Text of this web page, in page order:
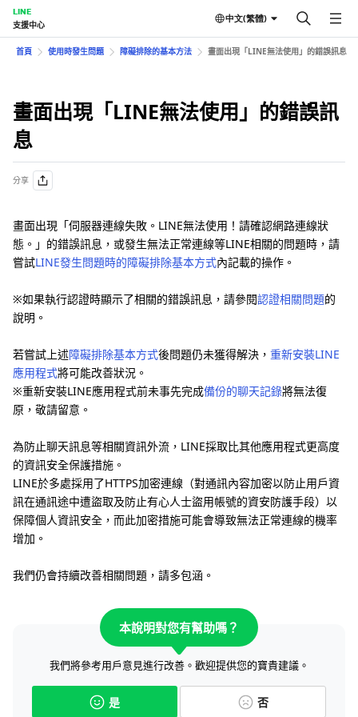
LINE
支援中心
中文(繁體)
首頁 使用時發生問題 障礙排除的基本方法 畫面出現「LINE無法使用」的錯誤訊息
畫面出現「LINE無法使用」的錯誤訊
息
分享
畫面出現「伺服器連線失敗。LINE無法使用！請確認網路連線狀
態。」的錯誤訊息，或發生無法正常連線等LINE相關的問題時，請
嘗試LINE發生問題時的障礙排除基本方式內記載的操作。
※如果執行認證時顯示了相關的錯誤訊息，請參閱認證相關問題的
說明。
若嘗試上述障礙排除基本方式後問題仍未獲得解決， 重新安裝LINE
應用程式將可能改善狀況。
※重新安裝LINE應用程式前未事先完成備份的聊天記錄將無法復
原，敬請留意。
為防止聊天訊息等相關資訊外流，LINE採取比其他應用程式更高度
的資訊安全保護措施。
LINE於多處採用了HTTPS加密連線（對通訊內容加密以防止用戶資
訊在通訊途中遭盜取及防止有心人士盜用帳號的資安防護手段）以
保障個人資訊安全，而此加密措施可能會導致無法正常連線的機率
增加。
我們仍會持續改善相關問題，請多包涵。
本說明對您有幫助嗎？
我們將參考用戶意見進行改善。歡迎提供您的寶貴建議。
是 否